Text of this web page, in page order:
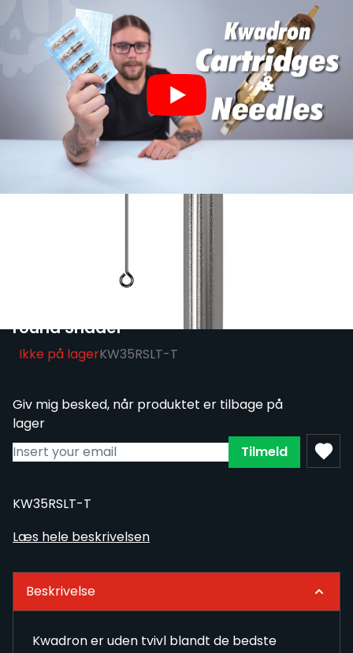
Brug 1450 kr. og få gratis levering på det
Pakke med 50 stk. KWADRON nåle 0.35
mm LONG TAPER BUGPIN TEXTURED -
round Shader
Ikke på lagerKW35RSLT-T
Giv mig besked, når produktet er tilbage på
lager
Tilmeld
KW35RSLT-T
Læs hele beskrivelsen
Beskrivelse
Kwadron er uden tvivl blandt de bedste